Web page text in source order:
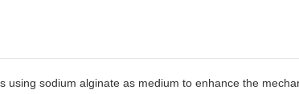
using sodium alginate as medium to enhance the